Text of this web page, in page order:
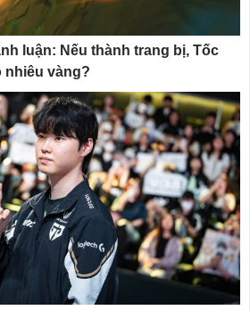
luận: Nếu thành trang bị, Tốc
nhiêu vàng?